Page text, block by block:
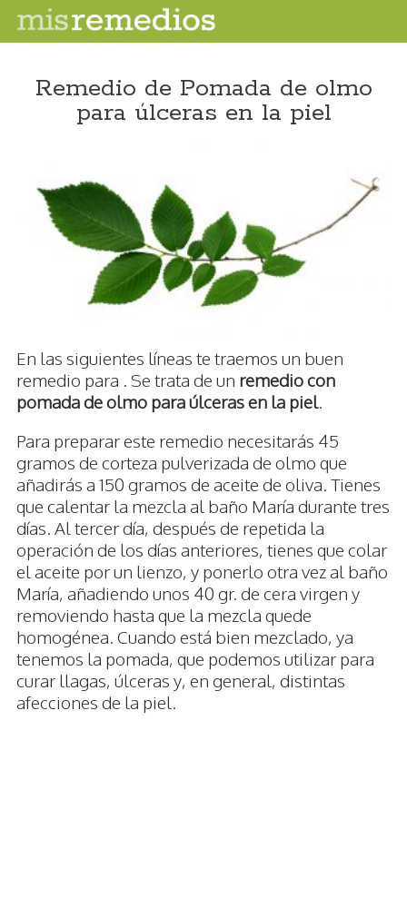
Remedio de Pomada de olmo
para úlceras en la piel
En las siguientes líneas te traemos un buen
remedio para . Se trata de un remedio con
pomada de olmo para úlceras en la piel
Para preparar este remedio necesitarás 45
gramos de corteza pulverizada de olmo que
añadirás a 150 gramos de aceite de oliva. Tienes
que calentar la mezcla al baño María durante tres
días. Al tercer día, después de repetida la
operación de los días anteriores, tienes que colar
el aceite por un lienzo, y ponerlo otra vez al baño
María, añadiendo unos 40 gr. de cera virgen y
removiendo hasta que la mezcla quede
homogénea. Cuando está bien mezclado, ya
tenemos la pomada, que podemos utilizar para
curar llagas, úlceras y, en general, distintas
afecciones de la piel.